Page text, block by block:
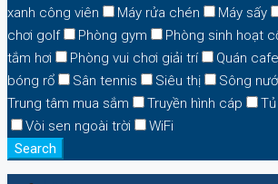
xanh công viên
Máy rửa chén Máy sấy
chơi golf
Phòng gym Phòng sinh hoạt
tắm hơi
Phòng vui chơi giải trí Quán cafe
bóng rổ
Sân tennis Siêu thị Sông
Trung tâm mua sắm
Truyền hình cáp
Vòi sen ngoài trời
WiFi
Search